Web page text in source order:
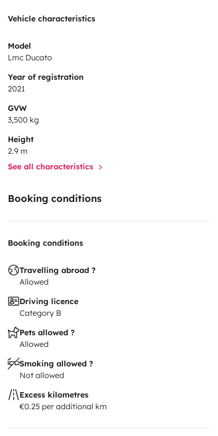
Im Preis enthalten sind außerdem :
- 2 gefüllte Gasflaschen✅
- Campingtisch + 2 Stühle ( mehr nach Absprache )✅
Becher und Besteck .✅
- CEE - Adapter Kabel✅
- Kabeltrommel ( Verlängerung )✅
Bei Abholung erfolgt eine ausführliche Einweisung und
Übergabe .
zusätzlich abgedeckt .
Vehicle characteristics
Model
Lmc Ducato
Year of registration
2021
GVW
3,500 kg
Height
2.9 m
See all characteristics
Booking conditions
Booking conditions
Travelling abroad ?
Allowed
Driving licence
Category B
Pets allowed ?
Allowed
Smoking allowed ?
Not allowed
Excess kilometres
€0.25 per additional km